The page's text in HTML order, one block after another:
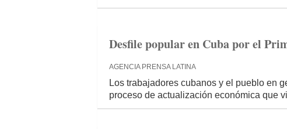
Desfile popular en Cuba por el
AGENCIA PRENSA LATINA
Los trabajadores cubanos y el pueblo en
proceso de actualización económica que